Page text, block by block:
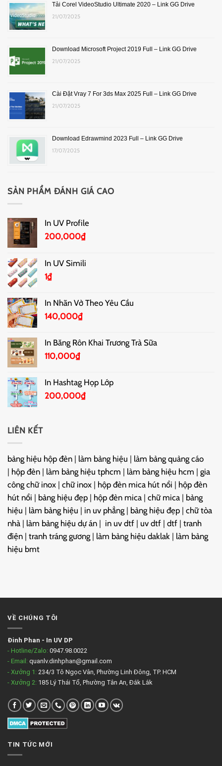
Tải Corel VideoStudio Ultimate 2020 – Link GG Drive
21/07/2025
Download Microsoft Project 2019 Full – Link GG Drive
21/07/2025
Cài Đặt Vray 7 For 3ds Max 2025 Full – Link GG Drive
21/07/2025
Download Edrawmind 2023 Full – Link GG Drive
17/07/2025
SẢN PHẨM ĐÁNH GIÁ CAO
In UV Profile
200,000₫
In UV Simili
1₫
In Nhãn Vở Theo Yêu Cầu
140,000₫
In Băng Rôn Khai Trương Trà Sữa
110,000₫
In Hashtag Họp Lớp
200,000₫
LIÊN KẾT
bảng hiệu hộp đèn | làm bảng hiệu | làm bảng quảng cáo
| hộp đèn | làm bảng hiệu tphcm | làm bảng hiệu hcm | gia
công chữ inox | chữ inox | hộp đèn mica hút nổi | hộp đèn
hút nổi | bảng hiệu đẹp | hộp đèn mica | chữ mica | bảng
hiệu | làm bảng hiệu | in uv phẳng | bảng hiệu đẹp | chữ tòa
nhà | làm bảng hiệu dự án | in uv dtf | uv dtf | dtf | tranh
điện | tranh tráng gương | làm bảng hiệu daklak | làm bảng
hiệu bmt
VỀ CHÚNG TÔI
Đinh Phan - In UV DP
- Hotline/Zalo: 0947.98.0022
- Email: quanlv.dinhphan@gmail.com
- Xưởng 1: 234/3 Tô Ngọc Vân, Phường Linh Đông, TP. HCM
- Xưởng 2: 185 Lý Thái Tổ, Phường Tân An, Đắk Lắk
TIN TỨC MỚI